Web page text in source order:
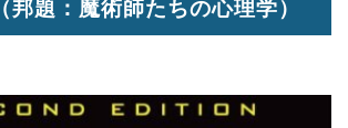
（邦題：魔術師たちの心理学）